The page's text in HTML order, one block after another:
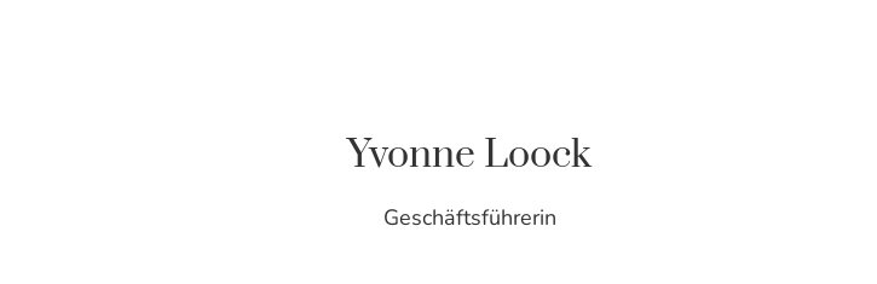
Yvonne Loock
Geschäftsführerin